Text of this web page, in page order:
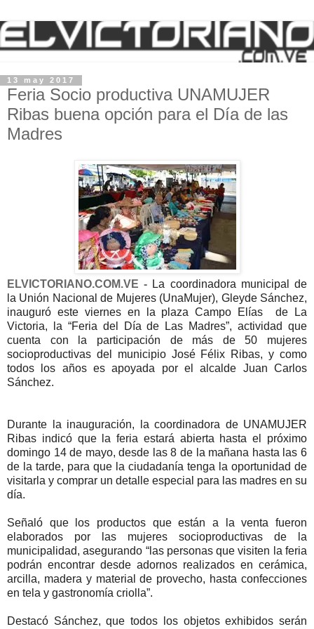
13 may 2017
Feria Socio productiva UNAMUJER
Ribas buena opción para el Día de las
Madres
ELVICTORIANO.COM.VE - La coordinadora municipal de
la Unión Nacional de Mujeres (UnaMujer), Gleyde Sánchez,
inauguró este viernes en la plaza Campo Elías de La
Victoria, la “Feria del Día de Las Madres”, actividad que
cuenta con la participación de más de 50 mujeres
socioproductivas del municipio José Félix Ribas, y como
todos los años es apoyada por el alcalde Juan Carlos
Sánchez.
Durante la inauguración, la coordinadora de UNAMUJER
Ribas indicó que la feria estará abierta hasta el próximo
domingo 14 de mayo, desde las 8 de la mañana hasta las 6
de la tarde, para que la ciudadanía tenga la oportunidad de
visitarla y comprar un detalle especial para las madres en su
día.
Señaló que los productos que están a la venta fueron
elaborados por las mujeres socioproductivas de la
municipalidad, asegurando “las personas que visiten la feria
podrán encontrar desde adornos realizados en cerámica,
arcilla, madera y material de provecho, hasta confecciones
en tela y gastronomía criolla”.
Destacó Sánchez, que todos los objetos exhibidos serán